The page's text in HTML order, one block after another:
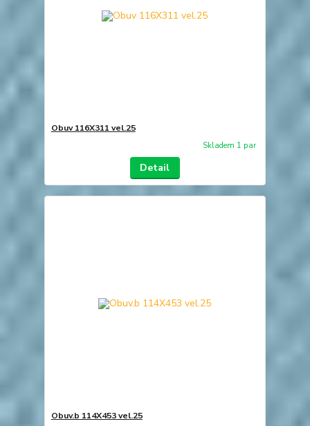
Obuv 116X311 vel.25
Skladem 1 par
Detail
Obuv.b 114X453 vel.25